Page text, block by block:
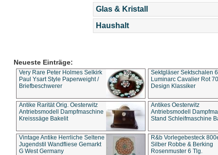
Glas & Kristall
Haushalt
Neueste Einträge:
Very Rare Peter Holmes Selkirk
Paul Ysart Style Paperweight /
Briefbeschwerer
Sektgläser Sektschalen
Luminarc Cavalier Rot
Design Klassiker
Antike Rarität Orig. Oesterwitz
Antriebsmodell Dampfmaschine
Kreisssäge Bakelit
Antikes Oesterwitz
Antriebsmodell
Stand Schleifmaschine
Vintage Antike Herrliche Seltene
Jugendstil Wandfliese Gemarkt
G West Germany
R&b Vorlegebesteck
Silber Robbe & Berking
Rosenmuster 6 Tlg.